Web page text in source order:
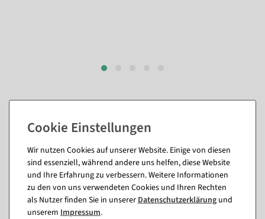
Passende Artikel zu diesem Produkt
(8)
Wir nutzen Cookies auf unserer Website. Einige von diesen
sind essenziell, während andere uns helfen, diese Website
und Ihre Erfahrung zu verbessern. Weitere Informationen
zu den von uns verwendeten Cookies und Ihren Rechten
als Nutzer finden Sie in unsererDaten­schutz­erklärung und
unserem Impressum.